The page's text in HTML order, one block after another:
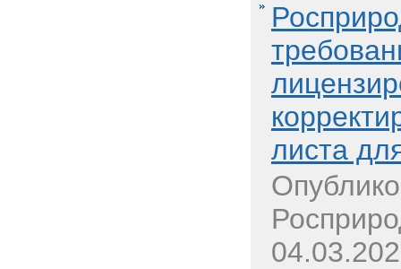
листа